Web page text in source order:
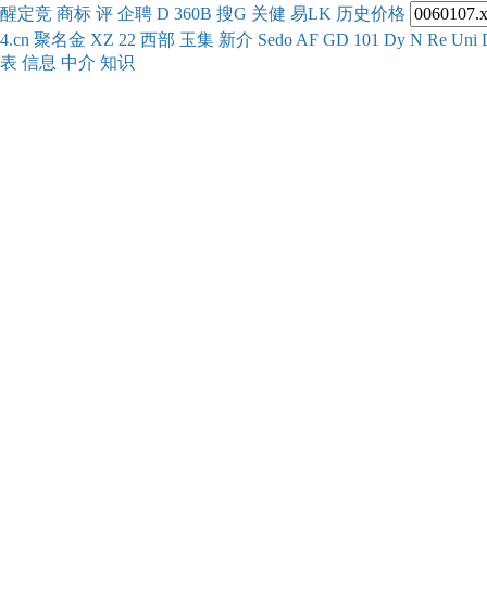
醒定竞 商标 评 企聘 D 360B 搜G 关健 易LK 历史价格
4.cn 聚名金 XZ 22 西部 玉集 新介 Sedo AF GD 101 Dy N Re Uni
表 信息 中介 知识